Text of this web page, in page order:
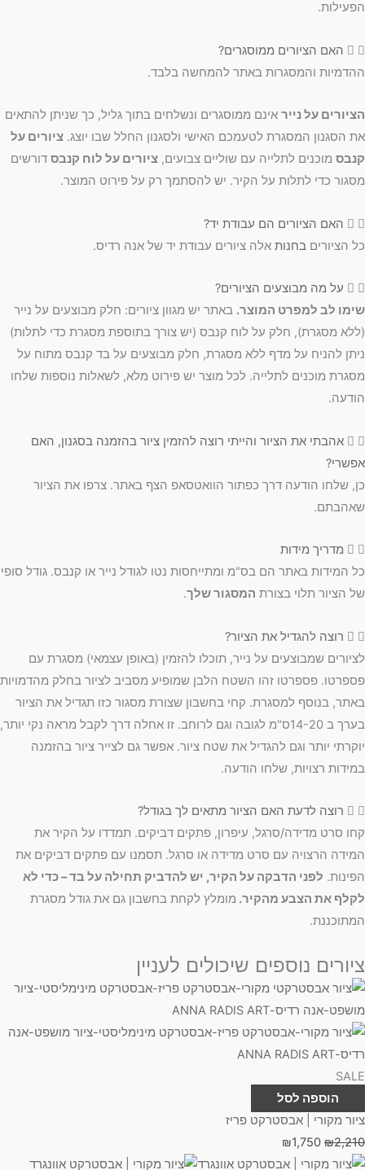
הפעילות.
האם הציורים ממוסגרים?
ההדמיות והמסגרות באתר להמחשה בלבד.
הציורים על נייר אינם ממוסגרים ונשלחים בתוך גליל, כך שניתן להתאים
את הסגנון המסגרת לטעמכם האישי ולסגנון החלל שבו יוצג. ציורים על
קנבס מוכנים לתלייה עם שוליים צבועים, ציורים על לוח קנבס דורשים
מסגור כדי לתלות על הקיר. יש להסתמך רק על פירוט המוצר.
האם הציורים הם עבודת יד?
כל הציורים בחנות אלה ציורים עבודת יד של אנה רדיס.
על מה מבוצעים הציורים?
שימו לב למפרט המוצר. באתר יש מגוון ציורים: חלק מבוצעים על נייר
(ללא מסגרת), חלק על לוח קנבס (יש צורך בתוספת מסגרת כדי לתלות)
ניתן להניח על מדף ללא מסגרת, חלק מבוצעים על בד קנבס מתוח על
מסגרת מוכנים לתלייה. לכל מוצר יש פירוט מלא, לשאלות נוספות שלחו
הודעה.
אהבתי את הציור והייתי רוצה להזמין ציור בהזמנה בסגנון, האם
אפשרי?
כן, שלחו הודעה דרך כפתור הוואטסאפ הצף באתר. צרפו את הציור
שאהבתם.
מדריך מידות
כל המידות באתר הם בס"מ ומתייחסות נטו לגודל נייר או קנבס. גודל סופי
של הציור תלוי בצורת המסגור שלך.
רוצה להגדיל את הציור?
לציורים שמבוצעים על נייר, תוכלו להזמין (באופן עצמאי) מסגרת עם
פספרטו. פספרטו זהו השטח הלבן שמופיע מסביב לציור בחלק מהדמויות
באתר, בנוסף למסגרת. קחי בחשבון שצורת מסגור כזו תגדיל את הציור
בערך ב 14-20ס"מ לגובה וגם לרוחב. זו אחלה דרך לקבל מראה נקי יותר,
יוקרתי יותר וגם להגדיל את שטח ציור. אפשר גם לצייר ציור בהזמנה
במידות רצויות, שלחו הודעה.
רוצה לדעת האם הציור מתאים לך בגודל?
קחו סרט מדידה/סרגל, עיפרון, פתקים דביקים. תמדדו על הקיר את
המידה הרצויה עם סרט מדידה או סרגל. תסמנו עם פתקים דביקים את
הפינות. לפני הדבקה על הקיר, יש להדביק תחילה על בד – כדי לא
לקלף את הצבע מהקיר. מומלץ לקחת בחשבון גם את גודל מסגרת
המתוכננת.
ציורים נוספים שיכולים לעניין
SALE
הוספה לסל
ציור מקורי | אבסטרקט פריז
₪2,210
₪1,750